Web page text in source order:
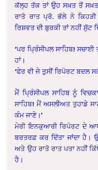
ਕੱਲ੍ਹ ਤੱਕ ਤਾਂ ਉਹ ਸਖ਼ਤ ਤੋਂ
ਰਾਤੋ ਰਾਤ ਪ੍ਰੋ. ਭੱਲੇ ਨੇ
ਰਿਸ਼ਵਤ ਦੀ ਬੁਰਕੀ ਤਾਂ ਨਹੀਂ ਸੁੱਟ
‘ਪਰ ਪ੍ਰਿੰਸੀਪਲ ਸਾਹਿਬ! ਸਚਾਈ
ਹਾਂ।
‘ਫੇਰ ਵੀ ਜੇ ਤੁਸੀਂ ਰਿਪੋਰਟ ਬਦਲ
ਮੈਂ ਪ੍ਰਿੰਸੀਪਲ ਸਾਹਿਬ ਨੂੰ
ਸਾਹਿਬ! ਮੈਂ ਅਸਲੀਅਤ ਤੁਹਾਡੇ
ਕੰਮ ਜਾਣੇ।’
ਮੇਰੀ ਇਨਕੁਆਰੀ ਰਿਪੋਰਟ ਦੇ
ਬਰਤਰਫ਼ ਕਰ ਦਿੱਤਾ ਜਾਂਦਾ ਹੈ।
ਅਤੇ ਉਹ ਰਾਤੋ ਰਾਤ ਪਤਾ ਨਹੀਂ
ਹੈ।